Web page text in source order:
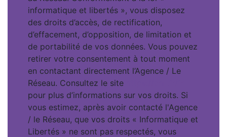
informatique et libertés », vous disposez
des droits d’accès, de rectification,
d’effacement, d’opposition, de limitation et
de portabilité de vos données. Vous pouvez
retirer votre consentement à tout moment
en contactant directement l’Agence / Le
Réseau. Consultez le site
pour plus d’informations sur vos droits. Si
vous estimez, après avoir contacté l'Agence
/ le Réseau, que vos droits « Informatique et
Libertés » ne sont pas respectés, vous